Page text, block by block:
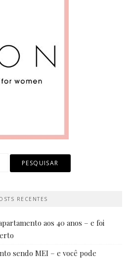
RECENTES
aos 40 anos – e foi
sendo MEI – e você pode